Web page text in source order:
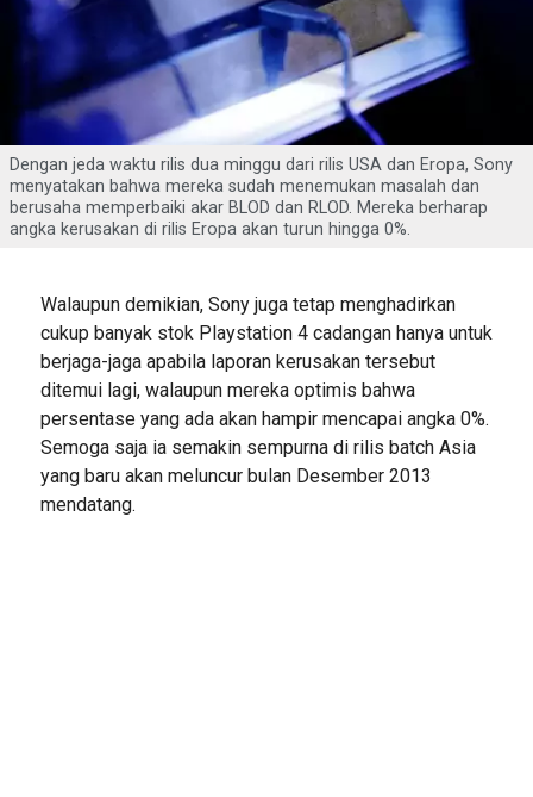
Dengan jeda waktu rilis dua minggu dari rilis USA dan Eropa, Sony
menyatakan bahwa mereka sudah menemukan masalah dan
berusaha memperbaiki akar BLOD dan RLOD. Mereka berharap
angka kerusakan di rilis Eropa akan turun hingga 0%.
Walaupun demikian, Sony juga tetap menghadirkan
cukup banyak stok Playstation 4 cadangan hanya untuk
berjaga-jaga apabila laporan kerusakan tersebut
ditemui lagi, walaupun mereka optimis bahwa
persentase yang ada akan hampir mencapai angka 0%.
Semoga saja ia semakin sempurna di rilis batch Asia
yang baru akan meluncur bulan Desember 2013
mendatang.